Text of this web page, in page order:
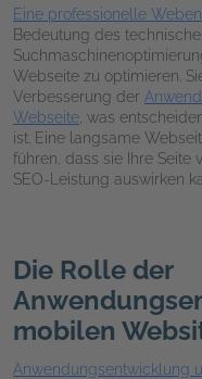
Eine professionelle
Bedeutung des
Webseite zu optimieren.
Verbesserung der
Webseite , was
ist. Eine langsame
führen, dass sie Ihre Seite
SEO-Leistung auswirken
Die Rolle der
mobilen
Anwendungsentwicklung